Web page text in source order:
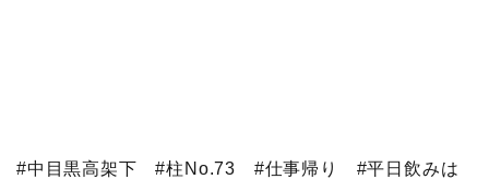
#中目黒高架下 #柱No.73 #仕事帰り #平日飲みは